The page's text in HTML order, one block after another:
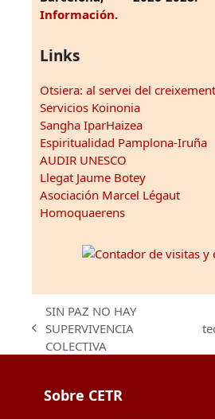
Información.
Links
Otsiera: al servei del
Servicios Koinonia
Sangha IparHaizea
Espiritualidad Pamplona-Iruña
AUDIR UNESCO
Llegat Jaume Botey
Asociación Marcel Légaut
Homoquaerens
previous
post:
SIN PAZ NO HAY
SUPERVIVENCIA
COLECTIVA
Sobre CETR